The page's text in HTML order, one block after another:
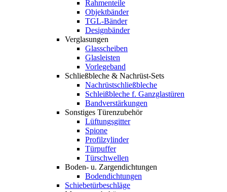
Rahmenteile
Objektbänder
TGL-Bänder
Designbänder
Verglasungen
Glasscheiben
Glasleisten
Vorlegeband
Schließbleche & Nachrüst-Sets
Nachrüstschließbleche
Schleißbleche f. Ganzglastüren
Bandverstärkungen
Sonstiges Türenzubehör
Lüftungsgitter
Spione
Profilzylinder
Türpuffer
Türschwellen
Boden- u. Zargendichtungen
Bodendichtungen
Schiebetürbeschläge